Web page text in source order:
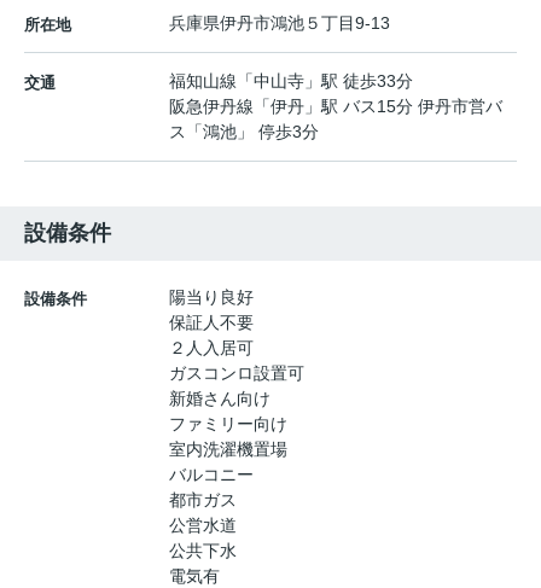
所在地 兵庫県伊丹市鴻池５丁目9-13
交通 福知山線 「中山寺 」駅 徒歩33分
阪急伊丹線 「伊丹 」駅 バス15分 伊丹市営バ
ス「鴻池」 停歩3分
設備条件
設備条件
陽当り良好
保証人不要
２人入居可
ガスコンロ設置可
新婚さん向け
ファミリー向け
室内洗濯機置場
バルコニー
都市ガス
公営水道
公共下水
電気有